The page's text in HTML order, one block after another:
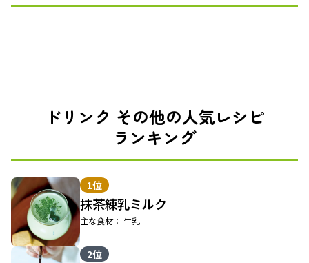
ドリンク その他の人気レシピ
ランキング
1位
抹茶練乳ミルク
主な食材： 牛乳
2位